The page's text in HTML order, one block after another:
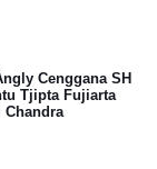
Cenggana SH
Tjipta Fujiarta
Chandra